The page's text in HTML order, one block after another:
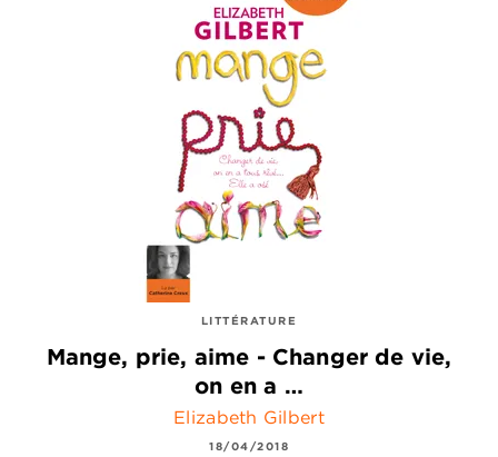
LITTÉRATURE
Mange, prie, aime - Changer de vie,
on en a …
Elizabeth Gilbert
18/04/2018